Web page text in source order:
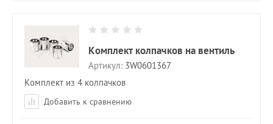
Комплект колпачков на вентиль
Артикул: 3W0601367
Комплект из 4 колпачков
Добавить к сравнению